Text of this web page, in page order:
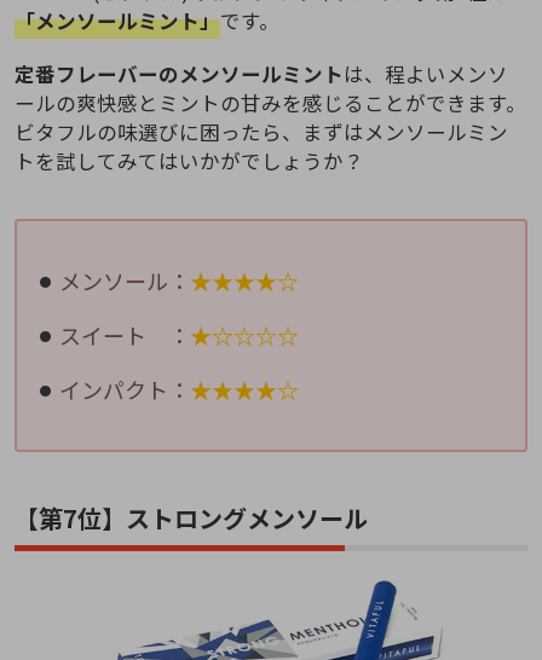
「メンソールミント」です。
定番フレーバーのメンソールミントは、程よいメンソ
ールの爽快感とミントの甘みを感じることができます。
ビタフルの味選びに困ったら、まずはメンソールミン
トを試してみてはいかがでしょうか？
メンソール： ★★★★☆
スイート ： ★☆☆☆☆
インパクト： ★★★★☆
【第7位】ストロングメンソール